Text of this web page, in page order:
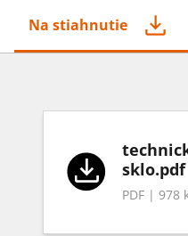
Na stiahnutie
sklo.pdf
PDF | 978